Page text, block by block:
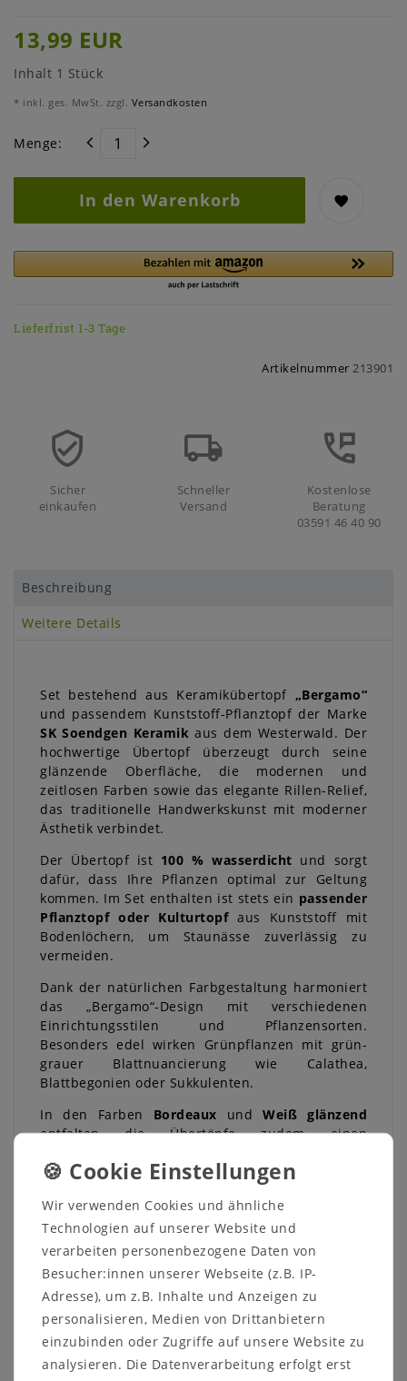
13,99 EUR
Inhalt 1 Stück
* inkl. ges. MwSt. zzgl. Versandkosten
Menge:
In den Warenkorb
Lieferfrist 1-3 Tage
Artikelnummer 213901
Sicher
einkaufen
Schneller
Versand
Kostenlose
Beratung
03591 46 40 90
Beschreibung
Weitere Details
Set bestehend aus Keramikübertopf „Bergamo“
und passendem Kunststoff-Pflanztopf der Marke
SK Soendgen Keramik aus dem Westerwald. Der
hochwertige Übertopf überzeugt durch seine
glänzende Oberfläche, die modernen und
zeitlosen Farben sowie das elegante Rillen-Relief,
das traditionelle Handwerkskunst mit moderner
Ästhetik verbindet.
Der Übertopf ist 100 % wasserdicht und sorgt
dafür, dass Ihre Pflanzen optimal zur Geltung
kommen. Im Set enthalten ist stets ein passender
Pflanztopf oder Kulturtopfaus Kunststoff mit
Bodenlöchern, um Staunässe zuverlässig zu
vermeiden.
Dank der natürlichen Farbgestaltung harmoniert
das „Bergamo“-Design mit verschiedenen
Einrichtungsstilen und Pflanzensorten.
Besonders edel wirken Grünpflanzen mit grün-
grauer Blattnuancierung wie Calathea,
Blattbegonien oder Sukkulenten.
In den Farben Bordeaux und Weiß glänzend
entfalten die Übertöpfe zudem einen
der Adventszeit stilvoll abrundet.
Angaben zur Produktsicherheit
Hersteller:
MePla Fortschrittstraße 2 2692 Obergurig OT
Wir verwenden Cookies und ähnliche
Technologien auf unserer Website und
verarbeiten personenbezogene Daten von
Besucher:innen unserer Webseite (z.B. IP-
Adresse), um z.B. Inhalte und Anzeigen zu
personalisieren, Medien von Drittanbietern
einzubinden oder Zugriffe auf unsere Website zu
analysieren. Die Datenverarbeitung erfolgt erst